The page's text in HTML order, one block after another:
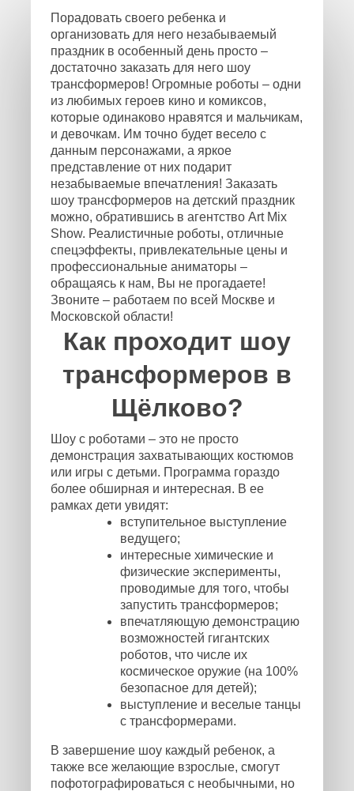
Порадовать своего ребенка и
организовать для него незабываемый
праздник в особенный день просто –
достаточно заказать для него шоу
трансформеров! Огромные роботы – одни
из любимых героев кино и комиксов,
которые одинаково нравятся и мальчикам,
и девочкам. Им точно будет весело с
данным персонажами, а яркое
представление от них подарит
незабываемые впечатления! Заказать
шоу трансформеров на детский праздник
можно, обратившись в агентство Art Mix
Show. Реалистичные роботы, отличные
спецэффекты, привлекательные цены и
профессиональные аниматоры –
обращаясь к нам, Вы не прогадаете!
Звоните – работаем по всей Москве и
Московской области!
Как проходит шоу
трансформеров в
Щёлково?
Шоу с роботами – это не просто
демонстрация захватывающих костюмов
или игры с детьми. Программа гораздо
более обширная и интересная. В ее
рамках дети увидят:
вступительное выступление
ведущего;
интересные химические и
физические эксперименты,
проводимые для того, чтобы
запустить трансформеров;
впечатляющую демонстрацию
возможностей гигантских
роботов, что числе их
космическое оружие (на 100%
безопасное для детей);
выступление и веселые танцы
с трансформерами.
В завершение шоу каждый ребенок, а
также все желающие взрослые, смогут
пофотографироваться с необычными, но